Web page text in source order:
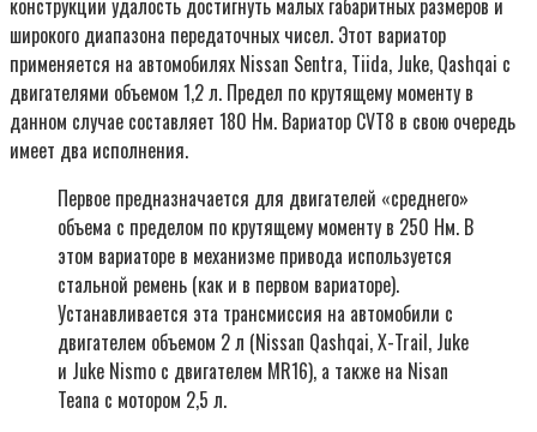
конструкции удалость достигнуть малых габаритных размеров и
широкого диапазона передаточных чисел. Этот вариатор
применяется на автомобилях Nissan Sentra, Tiida, Juke, Qashqai с
двигателями объемом 1,2 л. Предел по крутящему моменту в
данном случае составляет 180 Нм. Вариатор CVT8 в свою очередь
имеет два исполнения.
Первое предназначается для двигателей «среднего»
объема с пределом по крутящему моменту в 250 Нм. В
этом вариаторе в механизме привода используется
стальной ремень (как и в первом вариаторе).
Устанавливается эта трансмиссия на автомобили с
двигателем объемом 2 л (Nissan Qashqai, X-Trail, Juke
и Juke Nismo с двигателем MR16), а также на Nisan
Teana с мотором 2,5 л.